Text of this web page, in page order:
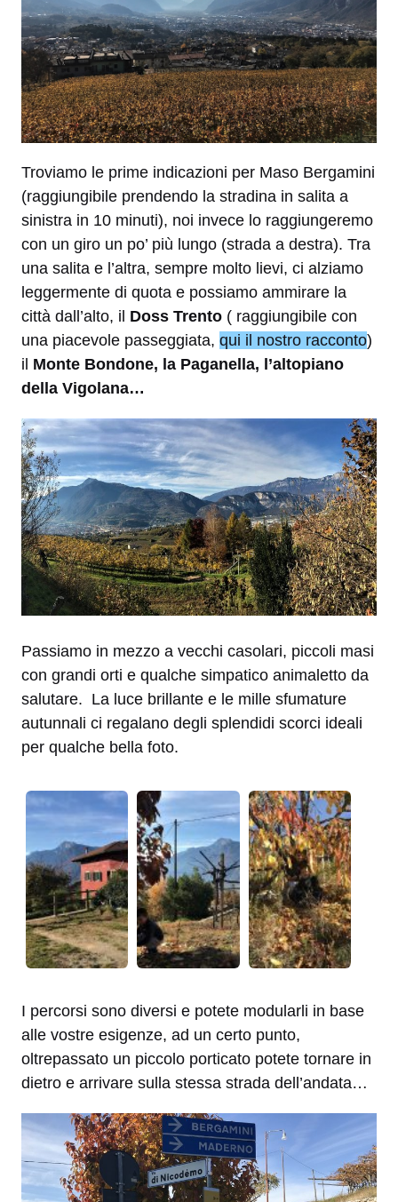
Troviamo le prime indicazioni per Maso Bergamini
(raggiungibile prendendo la stradina in salita a
sinistra in 10 minuti), noi invece lo raggiungeremo
con un giro un po’ più lungo (strada a destra). Tra
una salita e l’altra, sempre molto lievi, ci alziamo
leggermente di quota e possiamo ammirare la
città dall’alto, il Doss Trento ( raggiungibile con
una piacevole passeggiata, qui il nostro racconto)
il Monte Bondone, la Paganella, l’altopiano
della Vigolana…
Passiamo in mezzo a vecchi casolari, piccoli masi
con grandi orti e qualche simpatico animaletto da
salutare. La luce brillante e le mille sfumature
autunnali ci regalano degli splendidi scorci ideali
per qualche bella foto.
I percorsi sono diversi e potete modularli in base
alle vostre esigenze, ad un certo punto,
oltrepassato un piccolo porticato potete tornare in
dietro e arrivare sulla stessa strada dell’andata…